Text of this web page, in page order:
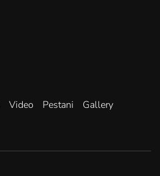
Video Pestani
Gallery